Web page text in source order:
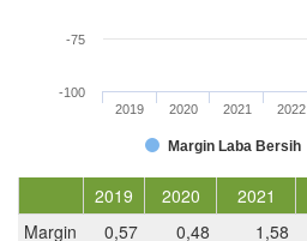
Margin Laba Bersih
2019 2020 2021 2022
-100
-75
2019 2020 2021
Margin
0,57 0,48 1,58